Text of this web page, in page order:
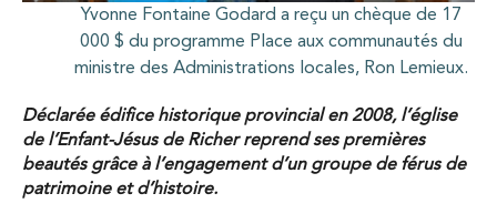
Yvonne Fontaine Godard a reçu un chèque de 17
000 $ du programme Place aux communautés du
ministre des Administrations locales, Ron Lemieux.
Déclarée édifice historique provincial en 2008, l’église
de l’Enfant-Jésus de Richer reprend ses premières
beautés grâce à l’engagement d’un groupe de férus de
patrimoine et d’histoire.